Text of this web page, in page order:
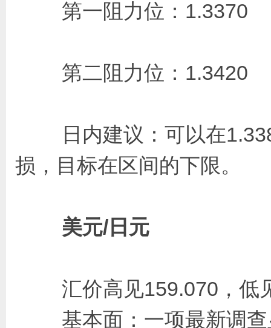
第一阻力位：
第二阻力位：
日内建议：可以在
损，目标在区间的下限。
美元/日元
汇价高见159.070，低见
基本面：一项最新调查